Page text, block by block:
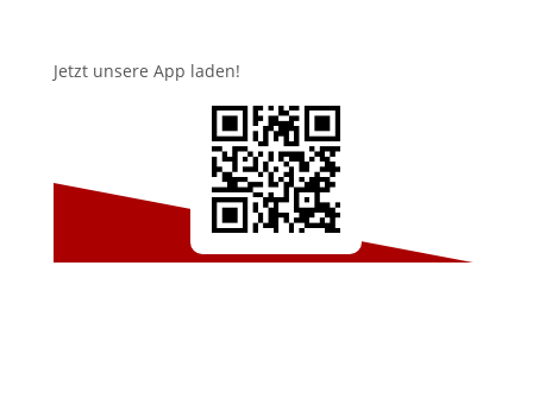
Jetzt unsere App laden!